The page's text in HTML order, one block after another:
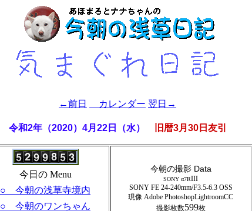
←前日 カレンダー 翌日→
令和2年（2020）4月22日（水） 旧暦3月30日友引
今日の Menu
○ 今朝の浅草寺境内
○ 今朝のワンちゃん
今朝の撮影 Data
SONY α7RIII
SONY FE 24-240mm/F3.5-6.3 OSS
現像 Adobe PhotoshopLightroomCC
撮影枚数599枚